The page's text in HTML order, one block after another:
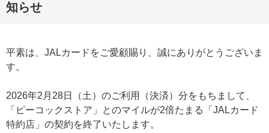
知らせ
平素は、JALカードをご愛顧賜り、誠にありがとうございま
す。
2026年2月28日（土）のご利用（決済）分をもちまして、
「ピーコックストア」とのマイルが2倍たまる「JALカード
特約店」の契約を終了いたします。